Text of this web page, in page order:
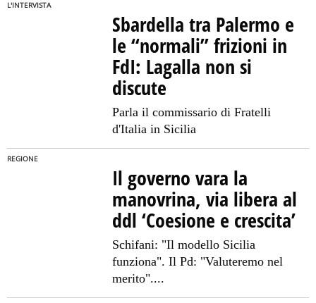
L'INTERVISTA
Sbardella tra Palermo e
le “normali” frizioni in
FdI: Lagalla non si
discute
Parla il commissario di Fratelli
d'Italia in Sicilia
REGIONE
Il governo vara la
manovrina, via libera al
ddl ‘Coesione e crescita’
Schifani: "Il modello Sicilia
funziona". Il Pd: "Valuteremo nel
merito"....